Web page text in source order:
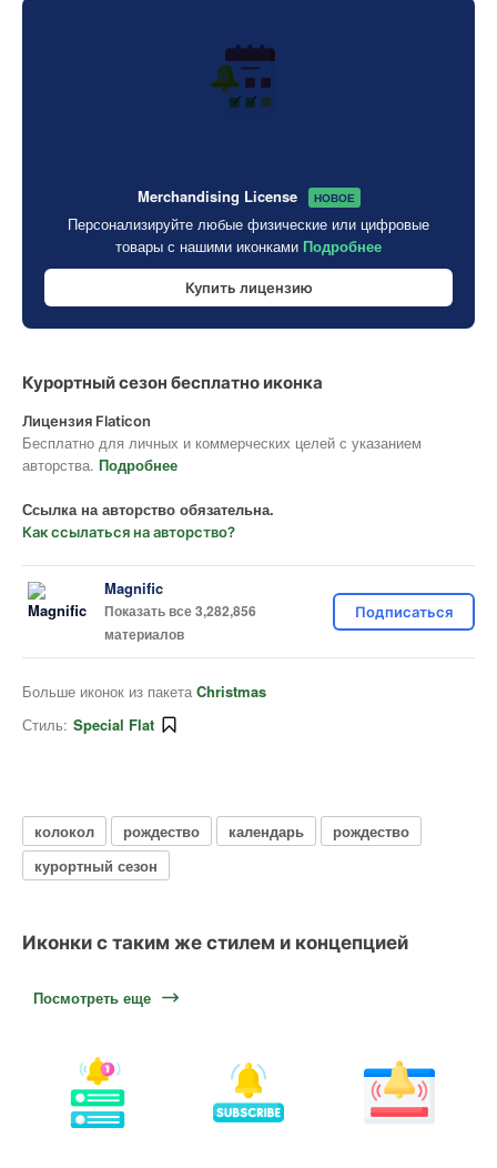
Merchandising License НОВОЕ
Персонализируйте любые физические или цифровые
товары с нашими иконками Подробнее
Купить лицензию
Курортный сезон бесплатно иконка
Лицензия Flaticon
Бесплатно для личных и коммерческих целей с указанием
авторства. Подробнее
Ссылка на авторство обязательна.
Как ссылаться на авторство?
Magnific
Показать все 3,282,856
материалов
Подписаться
Больше иконок из пакета Christmas
Стиль: Special Flat
колокол рождество календарь
рождество
курортный сезон
Иконки с таким же стилем и концепцией
Посмотреть еще